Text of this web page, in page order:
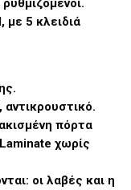
με 5 κλειδιά
πόρτα
χωρίς
οι λαβές και η